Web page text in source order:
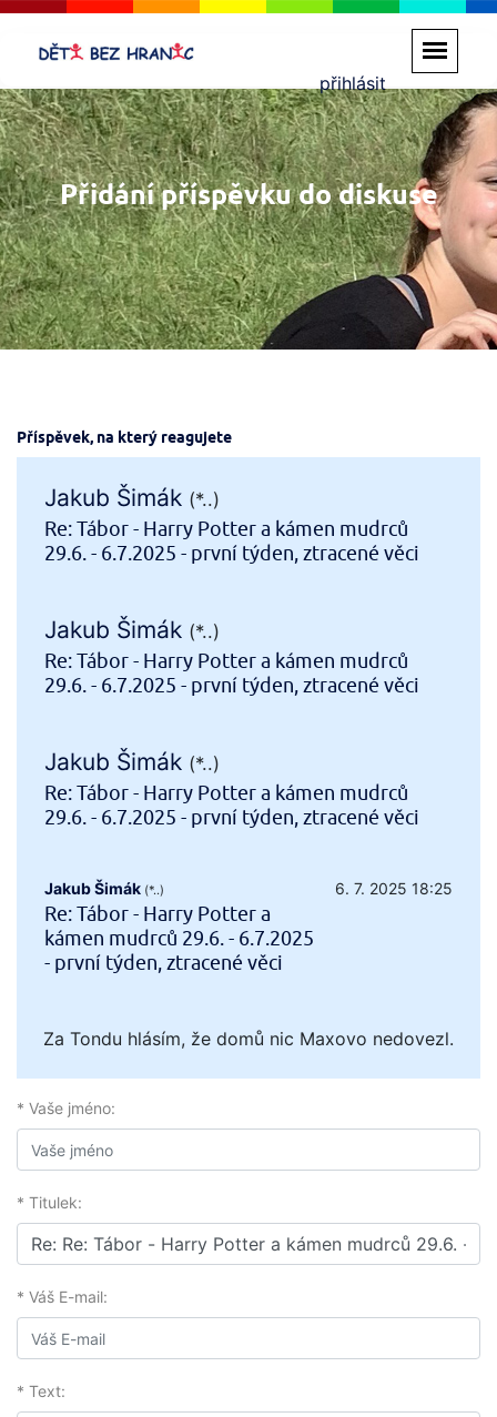
přihlásit
Přidání příspěvku do diskuse
Příspěvek, na který reagujete
Jakub Šimák (*..)
Re: Tábor - Harry Potter a kámen mudrců
29.6. - 6.7.2025 - první týden, ztracené věci
Jakub Šimák (*..)
Re: Tábor - Harry Potter a kámen mudrců
29.6. - 6.7.2025 - první týden, ztracené věci
Jakub Šimák (*..)
Re: Tábor - Harry Potter a kámen mudrců
29.6. - 6.7.2025 - první týden, ztracené věci
Jakub Šimák (*..) 6. 7. 2025 18:25
Re: Tábor - Harry Potter a
kámen mudrců 29.6. - 6.7.2025
- první týden, ztracené věci
Za Tondu hlásím, že domů nic Maxovo nedovezl.
* Vaše jméno:
* Titulek:
* Váš E-mail:
* Text: